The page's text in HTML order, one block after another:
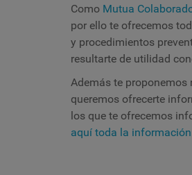
Como Mutua
por ello te ofrecemos
y procedimientos
resultarte de utilidad
Además te proponemos
queremos ofrecerte
los que te ofrecemos
aquí toda la